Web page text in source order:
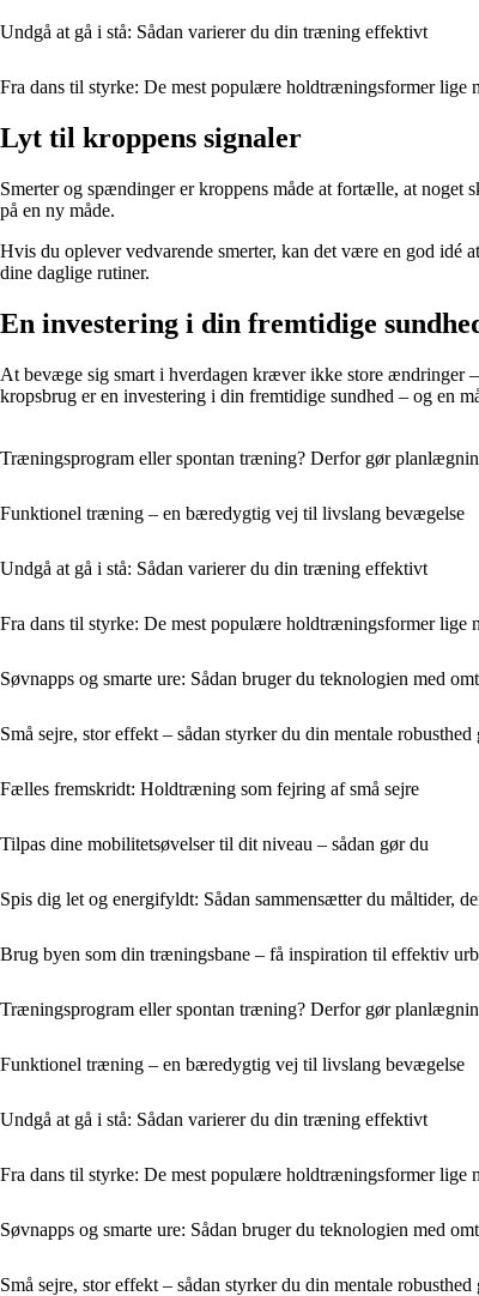
Undgå at gå i stå: Sådan varierer du din træning effektivt
Fra dans til styrke: De mest populære holdtræningsformer lige
Lyt til kroppens signaler
Smerter og spændinger er kroppens måde at fortælle, at
på en ny måde.
Hvis du oplever vedvarende smerter, kan det være en god idé
dine daglige rutiner.
En investering i din fremtidige
At bevæge sig smart i hverdagen kræver ikke store ændringer
kropsbrug er en investering i din fremtidige sundhed – og en
Træningsprogram eller spontan træning? Derfor gør
Funktionel træning – en bæredygtig vej til livslang bevægelse
Undgå at gå i stå: Sådan varierer du din træning effektivt
Fra dans til styrke: De mest populære holdtræningsformer lige
Søvnapps og smarte ure: Sådan bruger du teknologien med
Små sejre, stor effekt – sådan styrker du din mentale
Fælles fremskridt: Holdtræning som fejring af små sejre
Tilpas dine mobilitetsøvelser til dit niveau – sådan gør du
Spis dig let og energifyldt: Sådan sammensætter du måltider,
Brug byen som din træningsbane – få inspiration til effektiv
Træningsprogram eller spontan træning? Derfor gør
Funktionel træning – en bæredygtig vej til livslang bevægelse
Undgå at gå i stå: Sådan varierer du din træning effektivt
Fra dans til styrke: De mest populære holdtræningsformer lige
Søvnapps og smarte ure: Sådan bruger du teknologien med
Små sejre, stor effekt – sådan styrker du din mentale